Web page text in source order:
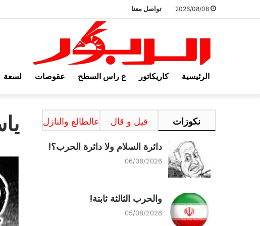
تواصل معنا
الرئيسية كاريكاتور ع راس السطح عقوصات لسعة
نكوزات قيل و قال عالطالع والنازل
دائرة السلام ولا دائرة الحرب؟!
06/08/2026
والحرب الثالثة ثابتة!
05/08/2026